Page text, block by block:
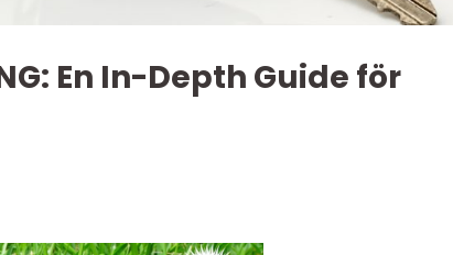
En In-Depth Guide för